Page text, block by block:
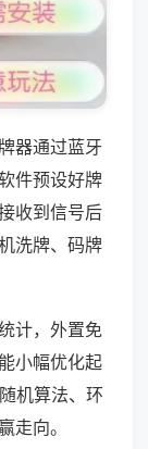
器通过蓝牙
件预设好牌
收到信号后
洗牌、码牌
计，外置免
小幅优化起
机算法、环
走向。